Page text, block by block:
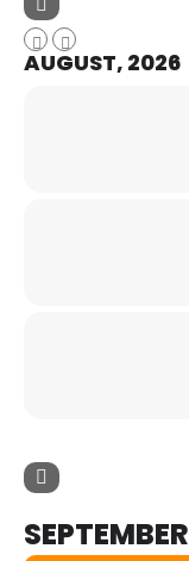
AUGUST, 2026
SEPTEMBER